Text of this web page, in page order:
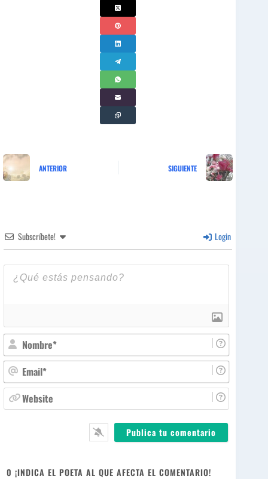
ANTERIOR SIGUIENTE
Subscríbete! Login
o
m
b
r
m
ie
0 ¡INDICA EL POETA AL QUE AFECTA EL COMENTARIO!